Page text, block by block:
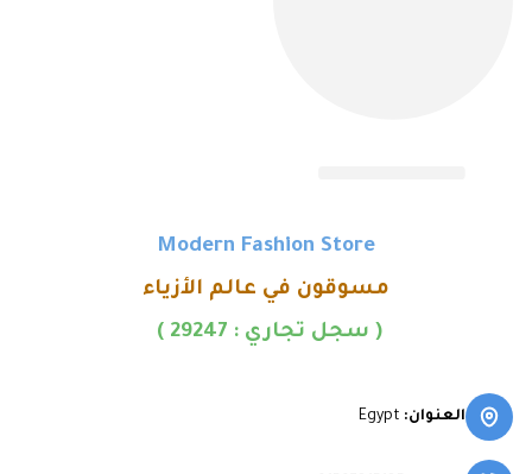
Modern Fashion Store
مسوقون في عالم الأزياء
( سجل تجاري : 29247 )
العنوان:
Egypt